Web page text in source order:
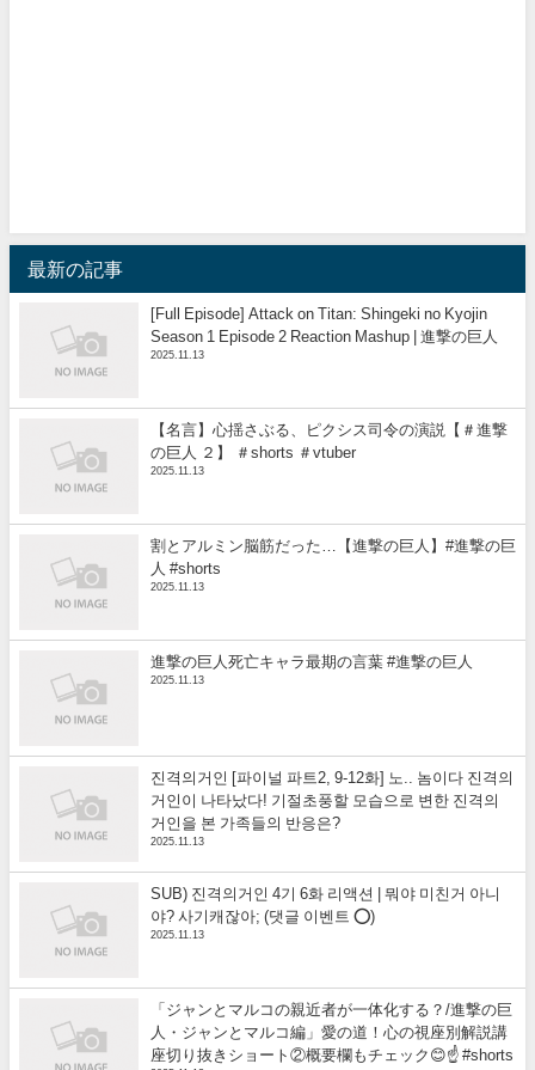
最新の記事
[Full Episode] Attack on Titan: Shingeki no Kyojin
Season 1 Episode 2 Reaction Mashup | 進撃の巨人
2025.11.13
【名言】心揺さぶる、ピクシス司令の演説【＃進撃
の巨人 ２】 ＃shorts ＃vtuber
2025.11.13
割とアルミン脳筋だった…【進撃の巨人】#進撃の巨
人 #shorts
2025.11.13
進撃の巨人死亡キャラ最期の言葉 #進撃の巨人
2025.11.13
진격의거인 [파이널 파트2, 9-12화] 노.. 놈이다 진격의
거인이 나타났다! 기절초풍할 모습으로 변한 진격의
거인을 본 가족들의 반응은?
2025.11.13
SUB) 진격의거인 4기 6화 리액션 | 뭐야 미친거 아니
야? 사기캐잖아; (댓글 이벤트 ⭕)
2025.11.13
「ジャンとマルコの親近者が一体化する？/進撃の巨
人・ジャンとマルコ編」愛の道！心の視座別解説講
座切り抜きショート②概要欄もチェック😊☝️ #shorts